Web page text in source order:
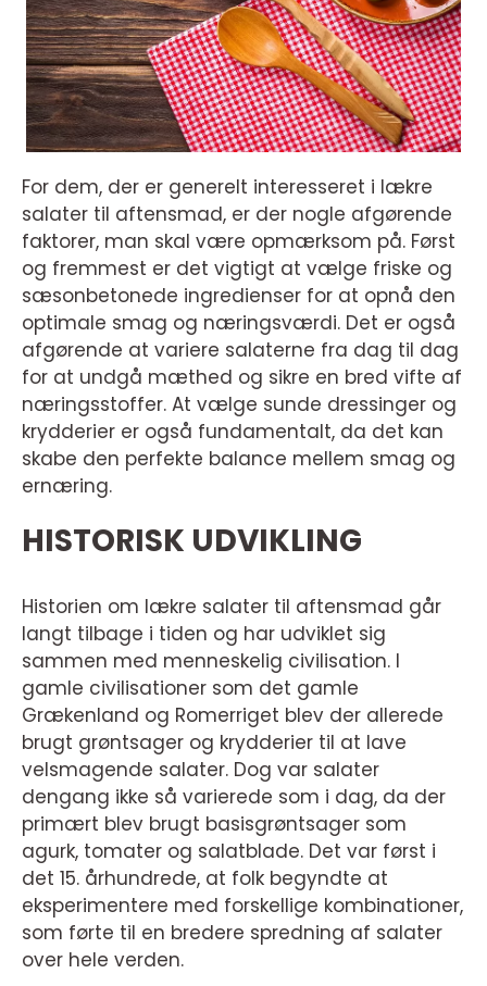
For dem, der er generelt interesseret i lækre
salater til aftensmad, er der nogle afgørende
faktorer, man skal være opmærksom på. Først
og fremmest er det vigtigt at vælge friske og
sæsonbetonede ingredienser for at opnå den
optimale smag og næringsværdi. Det er også
afgørende at variere salaterne fra dag til dag
for at undgå mæthed og sikre en bred vifte af
næringsstoffer. At vælge sunde dressinger og
krydderier er også fundamentalt, da det kan
skabe den perfekte balance mellem smag og
ernæring.
HISTORISK UDVIKLING
Historien om lækre salater til aftensmad går
langt tilbage i tiden og har udviklet sig
sammen med menneskelig civilisation. I
gamle civilisationer som det gamle
Grækenland og Romerriget blev der allerede
brugt grøntsager og krydderier til at lave
velsmagende salater. Dog var salater
dengang ikke så varierede som i dag, da der
primært blev brugt basisgrøntsager som
agurk, tomater og salatblade. Det var først i
det 15. århundrede, at folk begyndte at
eksperimentere med forskellige kombinationer,
som førte til en bredere spredning af salater
over hele verden.